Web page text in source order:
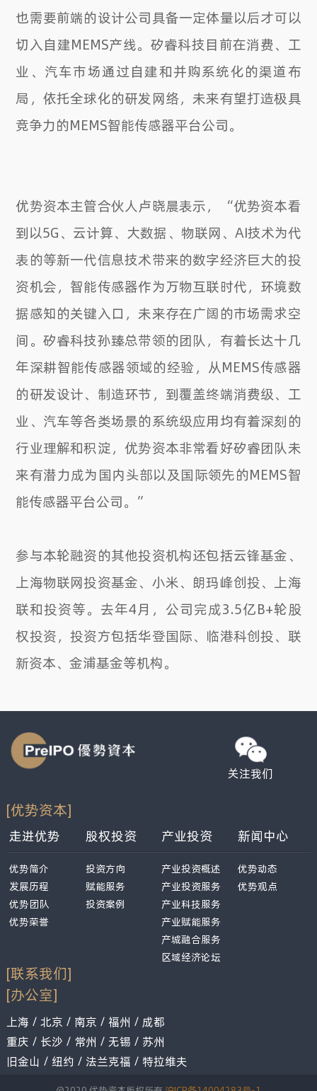
也需要前端的设计公司具备一定体量以后才可以
切入自建MEMS产线。矽睿科技目前在消费、工
业、汽车市场通过自建和并购系统化的渠道布
局，依托全球化的研发网络，未来有望打造极具
竞争力的MEMS智能传感器平台公司。
优势资本主管合伙人卢晓晨表示，“优势资本看
到以5G、云计算、大数据、物联网、AI技术为代
表的等新一代信息技术带来的数字经济巨大的投
资机会，智能传感器作为万物互联时代，环境数
据感知的关键入口，未来存在广阔的市场需求空
间。矽睿科技孙臻总带领的团队，有着长达十几
年深耕智能传感器领域的经验，从MEMS传感器
的研发设计、制造环节，到覆盖终端消费级、工
业、汽车等各类场景的系统级应用均有着深刻的
行业理解和积淀，优势资本非常看好矽睿团队未
来有潜力成为国内头部以及国际领先的MEMS智
能传感器平台公司。”
参与本轮融资的其他投资机构还包括云锋基金、
上海物联网投资基金、小米、朗玛峰创投、上海
联和投资等。去年4月，公司完成3.5亿B+轮股
权投资，投资方包括华登国际、临港科创投、联
新资本、金浦基金等机构。
关注我们
[优势资本]
走进优势 股权投资 产业投资 新闻中心
优势简介
发展历程
优势团队
优势荣誉
投资方向
赋能服务
投资案例
产业投资概述
产业投资服务
产业科技服务
产业赋能服务
产城融合服务
区域经济论坛
优势动态
优势观点
[联系我们]
[办公室]
上海 / 北京 / 南京 / 福州 / 成都
重庆 / 长沙 / 常州 / 无锡 / 苏州
旧金山 / 纽约 / 法兰克福 / 特拉维夫